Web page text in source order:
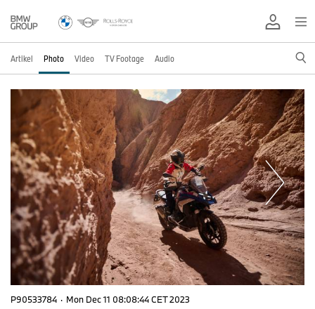
Artikel Photo Video TV Footage Audio
P90533784 · Mon Dec 11 08:08:44 CET 2023